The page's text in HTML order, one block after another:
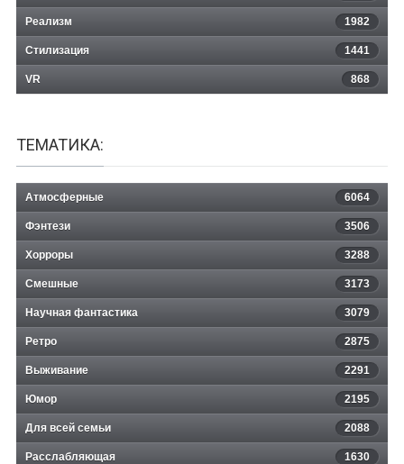
Реализм 1982
Стилизация 1441
VR 868
ТЕМАТИКА:
Атмосферные 6064
Фэнтези 3506
Хорроры 3288
Смешные 3173
Научная фантастика 3079
Ретро 2875
Выживание 2291
Юмор 2195
Для всей семьи 2088
Расслабляющая 1630